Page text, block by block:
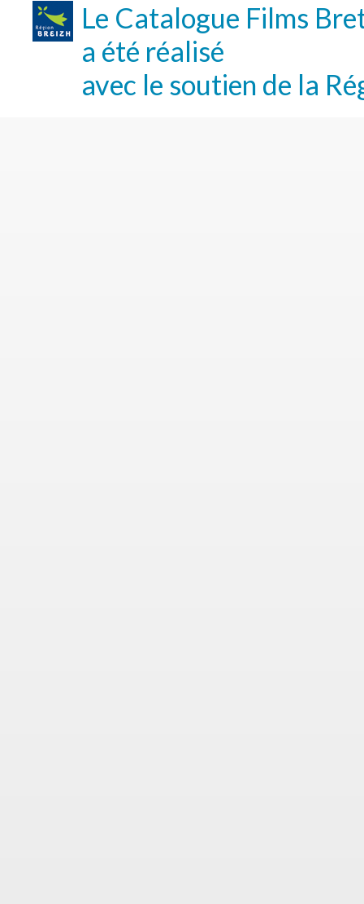
Le Catalogue Films
a été réalisé
avec le soutien de la